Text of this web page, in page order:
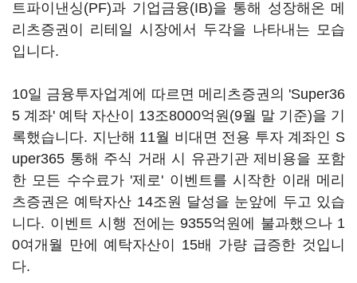
트파이낸싱(PF)과 기업금융(IB)을 통해 성장해온 메
리츠증권이 리테일 시장에서 두각을 나타내는 모습
입니다.
10일 금융투자업계에 따르면 메리츠증권의 'Super36
5 계좌' 예탁 자산이 13조8000억원(9월 말 기준)을 기
록했습니다. 지난해 11월 비대면 전용 투자 계좌인 S
uper365 통해 주식 거래 시 유관기관 제비용을 포함
한 모든 수수료가 '제로' 이벤트를 시작한 이래 메리
츠증권은 예탁자산 14조원 달성을 눈앞에 두고 있습
니다. 이벤트 시행 전에는 9355억원에 불과했으나 1
0여개월 만에 예탁자산이 15배 가량 급증한 것입니
다.